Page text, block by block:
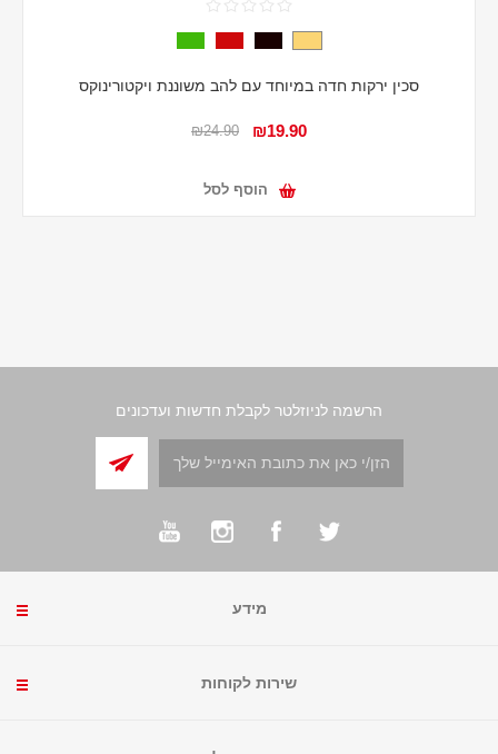
סכין ירקות חדה במיוחד עם להב משוננת ויקטורינוקס
₪19.90
₪24.90
הוסף לסל
הרשמה לניוזלטר לקבלת חדשות ועדכונים
מידע
שירות לקוחות